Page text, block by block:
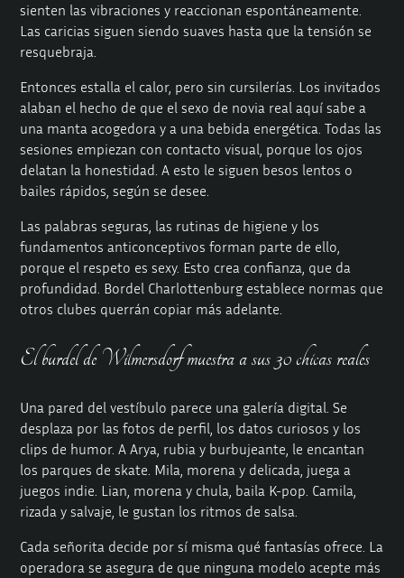
sienten las vibraciones y reaccionan espontáneamente.
Las caricias siguen siendo suaves hasta que la tensión se
resquebraja.
Entonces estalla el calor, pero sin cursilerías. Los invitados
alaban el hecho de que el sexo de novia real aquí sabe a
una manta acogedora y a una bebida energética. Todas las
sesiones empiezan con contacto visual, porque los ojos
delatan la honestidad. A esto le siguen besos lentos o
bailes rápidos, según se desee.
Las palabras seguras, las rutinas de higiene y los
fundamentos anticonceptivos forman parte de ello,
porque el respeto es sexy. Esto crea confianza, que da
profundidad. Bordel Charlottenburg establece normas que
otros clubes querrán copiar más adelante.
El burdel de Wilmersdorf muestra a sus 30 chicas reales
Una pared del vestíbulo parece una galería digital. Se
desplaza por las fotos de perfil, los datos curiosos y los
clips de humor. A Arya, rubia y burbujeante, le encantan
los parques de skate. Mila, morena y delicada, juega a
juegos indie. Lian, morena y chula, baila K-pop. Camila,
rizada y salvaje, le gustan los ritmos de salsa.
Cada señorita decide por sí misma qué fantasías ofrece. La
operadora se asegura de que ninguna modelo acepte más